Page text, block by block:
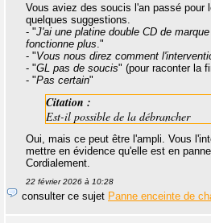
Vous aviez des soucis l'an passé pour
quelques suggestions.
- "J'ai une platine double CD de
fonctionne plus ."
- "Vous nous direz comment
- "GL pas de soucis" (pour raconter la
- "Pas certain"
Citation :
Est-il possible de la débrancher
Oui, mais ce peut être l'ampli. Vous
mettre en évidence qu'elle est en panne.
Cordialement.
22 février 2026 à 10:28
consulter ce sujet Panne enceinte de